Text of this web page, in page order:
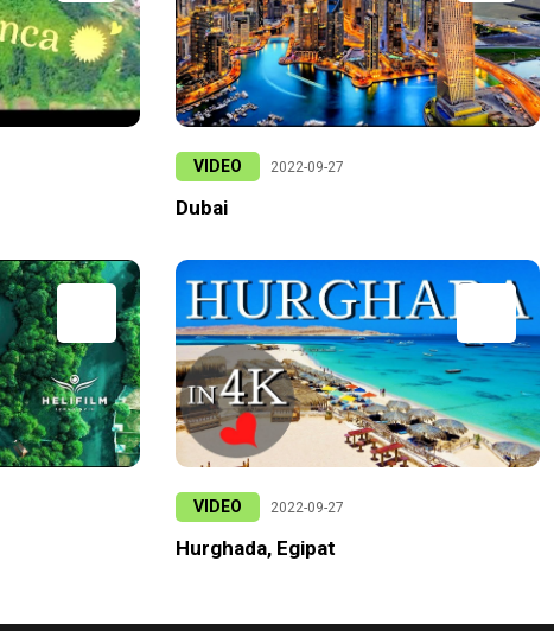
VIDEO 2022-09-27
Dubai
VIDEO 2022-09-27
Hurghada, Egipat